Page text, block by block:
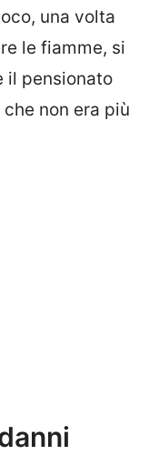
una volta
le fiamme, si
il pensionato
non era più